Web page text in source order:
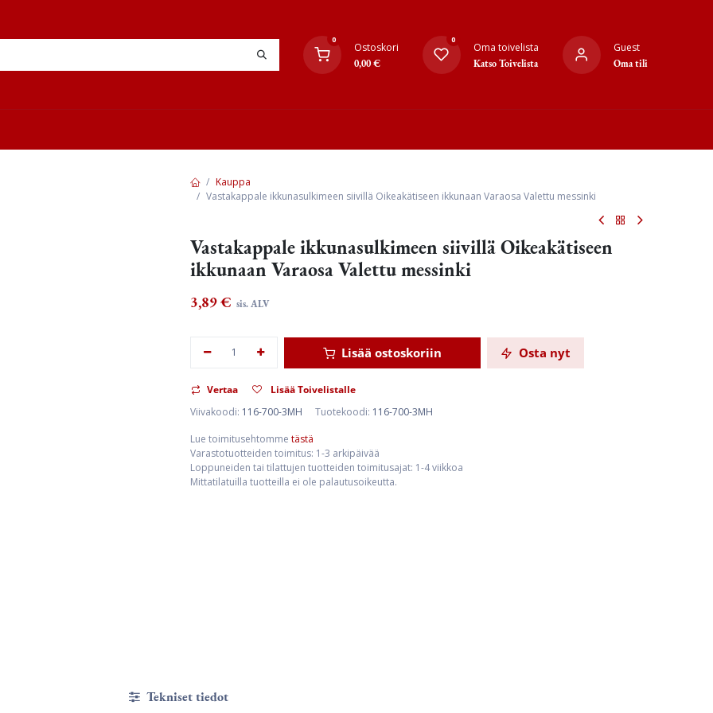
0
Ostoskori
0,00€
0
Oma toivelista
Katso Toivelista
Guest
Oma tili
Kauppa
Vastakappale ikkunasulkimeen siivillä Oikeakätiseen ikkunaan Varaosa Valettu messinki
Vastakappale ikkunasulkimeen siivillä Oikeakätiseen
ikkunaan Varaosa Valettu messinki
3,89€ sis. ALV
Lisää ostoskoriin Osta nyt
Vertaa
Lisää Toivelistalle
Viivakoodi: 116-700-3MH Tuotekoodi: 116-700-3MH
Lue toimitusehtomme tästä
Varastotuotteiden toimitus: 1-3 arkipäivää
Loppuneiden tai tilattujen tuotteiden toimitusajat: 1-4 viikkoa
Mittatilatuilla tuotteilla ei ole palautusoikeutta.
Tekniset tiedot